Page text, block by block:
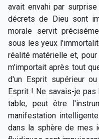
avait envahi par
décrets de Dieu sont
morale servit
sous les yeux
réalité matérielle et,
m'importait après tout
d'un Esprit supérieur
Esprit ! Ne savais-je pas
table, peut être
manifestation
dans la sphère de mes